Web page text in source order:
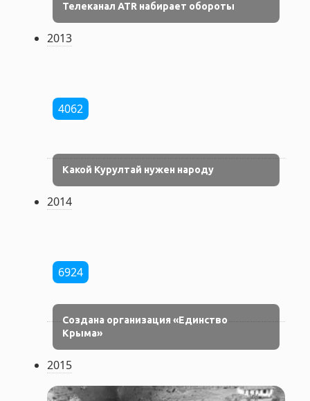
Телеканал ATR набирает обороты
2013
4062
Какой Курултай нужен народу
2014
6924
Создана организация «Единство
Крыма»
2015